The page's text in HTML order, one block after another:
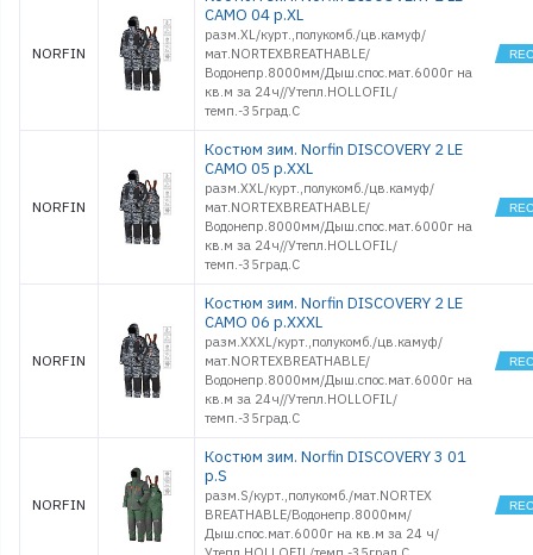
NORFIN
CAMO 04 р.XL
разм.XL/курт.,полукомб./цв.камуф/
мат.NORTEXBREATHABLE/
Водонепр.8000мм/Дыш.спос.мат.6000г на
кв.м за 24ч//Утепл.HOLLOFIL/
темп.-35град.С
NORFIN
Костюм зим. Norfin DISCOVERY 2 LE
CAMO 05 р.XXL
разм.XXL/курт.,полукомб./цв.камуф/
мат.NORTEXBREATHABLE/
Водонепр.8000мм/Дыш.спос.мат.6000г на
кв.м за 24ч//Утепл.HOLLOFIL/
темп.-35град.С
NORFIN
Костюм зим. Norfin DISCOVERY 2 LE
CAMO 06 р.XXXL
разм.XXXL/курт.,полукомб./цв.камуф/
мат.NORTEXBREATHABLE/
Водонепр.8000мм/Дыш.спос.мат.6000г на
кв.м за 24ч//Утепл.HOLLOFIL/
темп.-35град.С
NORFIN
Костюм зим. Norfin DISCOVERY 3 01
р.S
разм.S/курт.,полукомб./мат.NORTEX
BREATHABLE/Водонепр.8000мм/
Дыш.спос.мат.6000г на кв.м за 24 ч/